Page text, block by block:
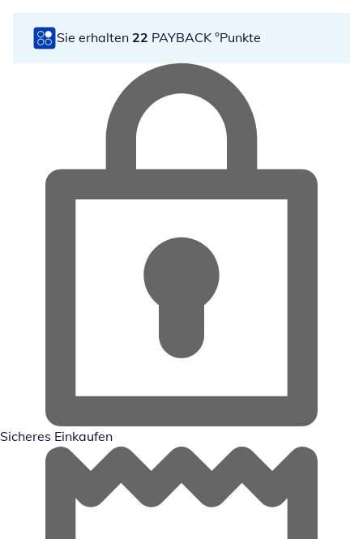
Sie erhalten 22 PAYBACK °Punkte
Sicheres Einkaufen